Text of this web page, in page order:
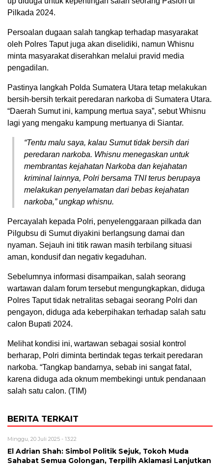
Pilkada 2024.
Persoalan dugaan salah tangkap terhadap masyarakat
oleh Polres Taput juga akan diselidiki, namun Whisnu
minta masyarakat diserahkan melalui pravid media
pengadilan.
Pastinya langkah Polda Sumatera Utara tetap melakukan
bersih-bersih terkait peredaran narkoba di Sumatera Utara.
“Daerah Sumut ini, kampung mertua saya”, sebut Whisnu
lagi yang mengaku kampung mertuanya di Siantar.
“Tentu malu saya, kalau Sumut tidak bersih dari
peredaran narkoba. Whisnu menegaskan untuk
membrantas kejahatan Narkoba dan kejahatan
kriminal lainnya, Polri bersama TNI terus berupaya
melakukan penyelamatan dari bebas kejahatan
narkoba,” ungkap whisnu.
Percayalah kepada Polri, penyelenggaraan pilkada dan
Pilgubsu di Sumut diyakini berlangsung damai dan
nyaman. Sejauh ini titik rawan masih terbilang situasi
aman, kondusif dan negativ kegaduhan.
Sebelumnya informasi disampaikan, salah seorang
wartawan dalam forum tersebut mengungkapkan, diduga
Polres Taput tidak netralitas sebagai seorang Polri dan
pengayon, diduga ada keberpihakan terhadap salah satu
calon Bupati 2024.
Melihat kondisi ini, wartawan sebagai sosial kontrol
berharap, Polri diminta bertindak tegas terkait peredaran
narkoba. “Tangkap bandarnya, sebab ini sangat fatal,
karena diduga ada oknum membekingi untuk pendanaan
salah satu calon. (TIM)
BERITA TERKAIT
Minggu, 20 Juli 2025 - 13:22
El Adrian Shah: Simbol Politik Sejuk, Tokoh Muda
Sahabat Semua Golongan, Terpilih Aklamasi Lanjutkan